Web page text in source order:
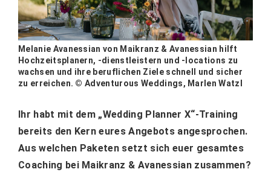
Melanie Avanessian von Maikranz & Avanessian hilft
Hochzeitsplanern, -dienstleistern und -locations zu
wachsen und ihre beruflichen Ziele schnell und sicher
zu erreichen. © Adventurous Weddings, Marlen Watzl
Ihr habt mit dem „Wedding Planner X“-Training
bereits den Kern eures Angebots angesprochen.
Aus welchen Paketen setzt sich euer gesamtes
Coaching bei Maikranz & Avanessian zusammen?